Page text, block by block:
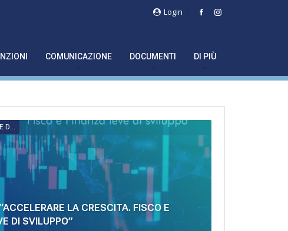
Login
COMUNICAZIONE DOCUMENTI DI PIÙ
AFFARI LEGISLATIVI E DIRITTO DI IMPRESA
LA CRESCITA. FISCO E
DI SVILUPPO”